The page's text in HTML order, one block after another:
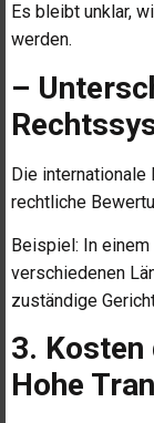
Es bleibt unklar,
werden.
–
Die
rechtliche
Beispiel: In
verschiedenen
zuständige
3. Kosten
Hohe